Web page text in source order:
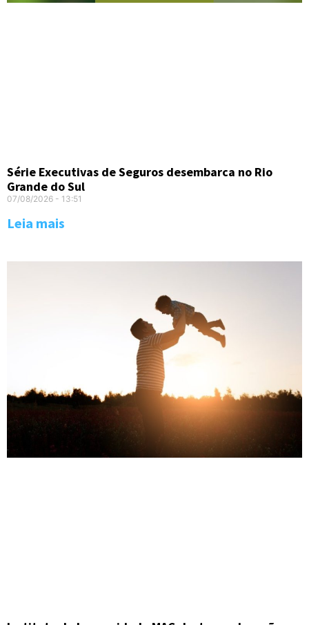
Série Executivas de Seguros desembarca no Rio
Grande do Sul
07/08/2026 13:51
Leia mais